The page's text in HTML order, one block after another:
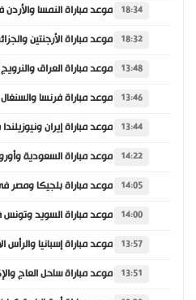
18:34
18:32
13:48
13:46
13:44
14:22
14:05
14:00
13:57
13:51